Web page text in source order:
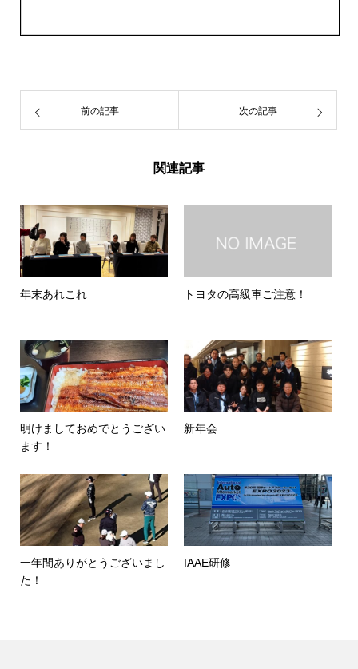
前の記事 次の記事
関連記事
年末あれこれ トヨタの高級車ご注意！
明けましておめでとうござい
ます！
新年会
一年間ありがとうございまし
た！
IAAE研修